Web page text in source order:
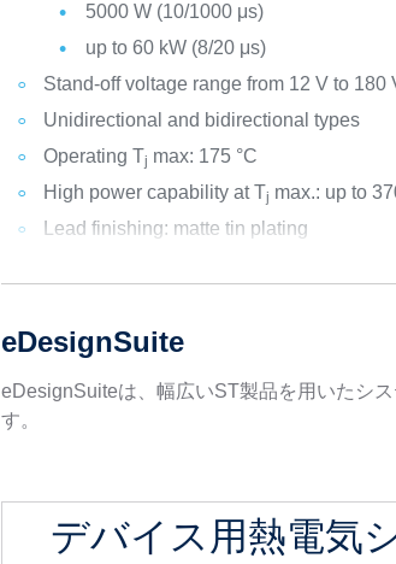
5000 W (10/1000 μs)
up to 60 kW (8/20 μs)
Stand-off voltage range from 12 V to 180
Unidirectional and bidirectional types
Operating Tj max: 175 °C
High power capability at Tj max.: up to
Lead finishing: matte tin plating
eDesignSuite
eDesignSuiteは、幅広いST製品を用いたシ
す。
デバイス用熱電気